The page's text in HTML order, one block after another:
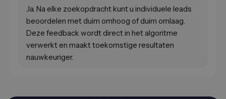
Ja. Na elke zoekopdracht kunt u individuele leads
beoordelen met duim omhoog of duim omlaag.
Deze feedback wordt direct in het algoritme
verwerkt en maakt toekomstige resultaten
nauwkeuriger.